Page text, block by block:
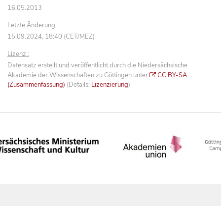
16.05.2013
Letzte Änderung :
15.09.2024, 18:40 (CET/MEZ)
Lizenz :
Datensatz erstellt und veröffentlicht durch die Niedersächsische
Akademie der Wissenschaften zu Göttingen unter
CC BY-SA
(Zusammenfassung) (Details: Lizenzierung)